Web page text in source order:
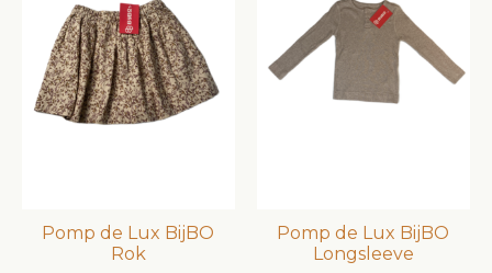
Pomp de Lux BijBO
Rok
Pomp de Lux BijBO
Longsleeve